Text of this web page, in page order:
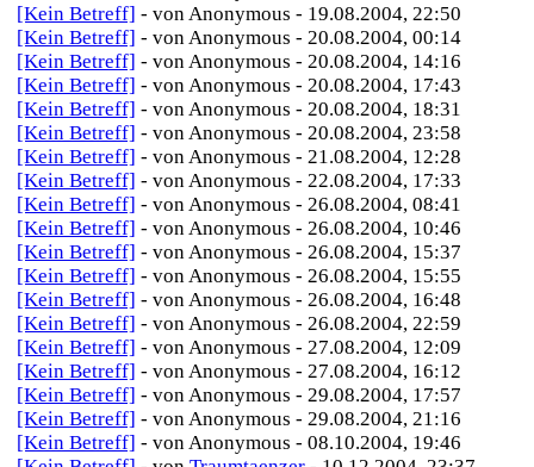
[Kein Betreff] - von Anonymous - 19.08.2004, 22:50
[Kein Betreff] - von Anonymous - 20.08.2004, 00:14
[Kein Betreff] - von Anonymous - 20.08.2004, 14:16
[Kein Betreff] - von Anonymous - 20.08.2004, 17:43
[Kein Betreff] - von Anonymous - 20.08.2004, 18:31
[Kein Betreff] - von Anonymous - 20.08.2004, 23:58
[Kein Betreff] - von Anonymous - 21.08.2004, 12:28
[Kein Betreff] - von Anonymous - 22.08.2004, 17:33
[Kein Betreff] - von Anonymous - 26.08.2004, 08:41
[Kein Betreff] - von Anonymous - 26.08.2004, 10:46
[Kein Betreff] - von Anonymous - 26.08.2004, 15:37
[Kein Betreff] - von Anonymous - 26.08.2004, 15:55
[Kein Betreff] - von Anonymous - 26.08.2004, 16:48
[Kein Betreff] - von Anonymous - 26.08.2004, 22:59
[Kein Betreff] - von Anonymous - 27.08.2004, 12:09
[Kein Betreff] - von Anonymous - 27.08.2004, 16:12
[Kein Betreff] - von Anonymous - 29.08.2004, 17:57
[Kein Betreff] - von Anonymous - 29.08.2004, 21:16
[Kein Betreff] - von Anonymous - 08.10.2004, 19:46